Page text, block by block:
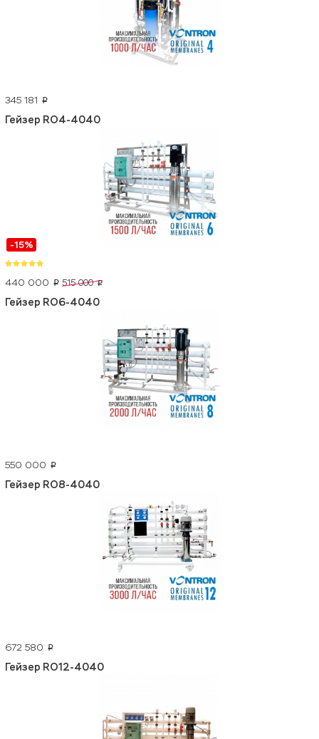
345 181 p
Гейзер RO4-4040
-15%
440 000 p 515 000 p
Гейзер RO6-4040
550 000 p
Гейзер RO8-4040
672 580 p
Гейзер RO12-4040